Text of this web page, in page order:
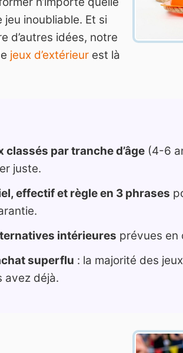
inoubliable. Et si
d’autres idées, notre
jeux d’extérieur est là
classés par tranche d’âge(4-6
juste.
effectif et règle en 3 phrases
intérieures prévues en
superflu : la majorité des
avez déjà.